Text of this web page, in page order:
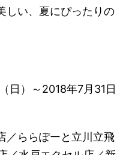
しい、夏にぴったりの
日）～2018年7月31日
／ららぽーと立川立飛